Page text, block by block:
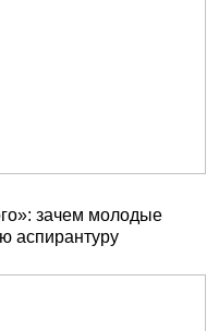
зачем молодые
аспирантуру